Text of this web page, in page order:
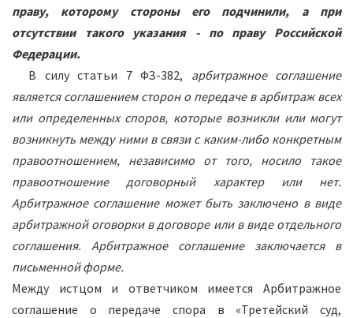
праву, которому стороны его подчинили, а при
отсутствии такого указания - по праву Российской
Федерации.
В силу статьи 7 ФЗ-382, арбитражное соглашение
является соглашением сторон о передаче в арбитраж всех
или определенных споров, которые возникли или могут
возникнуть между ними в связи с каким-либо конкретным
правоотношением, независимо от того, носило такое
правоотношение договорный характер или нет.
Арбитражное соглашение может быть заключено в виде
арбитражной оговорки в договоре или в виде отдельного
соглашения. Арбитражное соглашение заключается в
письменной форме.
Между истцом и ответчиком имеется Арбитражное
соглашение о передаче спора в «Третейский суд,